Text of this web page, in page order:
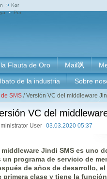
Kor
Por
Flauta de Oro Mail飒
de la industria Sobre
SMS / Versión VC del middleware
VC del
User 03.03.2020 05:37
middleware Jindi SMS es uno
un programa de servicio de
de años de desarrollo,
primera clase y tiene la